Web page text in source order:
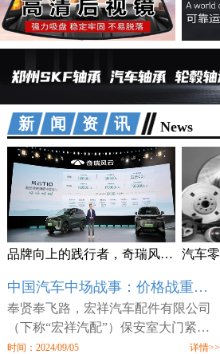
新闻资讯 News
品牌向上的践行者，奇瑞风云T10上市售18.99万元起
中国汽车中场战事：价格战重锤零部件供应商
奉贤奉飞路，宏祥汽车配件有限公司
（下称“宏祥汽配”）保安室大门紧
闭，但工厂大门却敞开，外人可以随
时间：2024/09/05 详情>>